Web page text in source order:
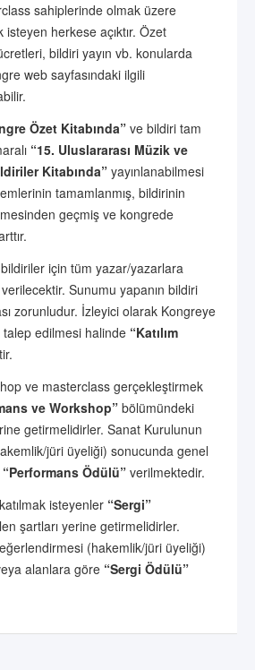
sahiplerinde olmak üzere
isteyen herkese açıktır. Özet
bildiri yayın vb. konularda
web sayfasındaki ilgili
Özet Kitabında” ve bildiri tam
“15. Uluslararası Müzik ve
Kitabında” yayınlanabilmesi
tamamlanmış, bildirinin
geçmiş ve kongrede
için tüm yazar/yazarlara
verilecektir. Sunumu yapanın bildiri
zorunludur. İzleyici olarak Kongreye
talep edilmesi halinde “Katılım
ve masterclass gerçekleştirmek
ve Workshop” bölümündeki
getirmelidirler. Sanat Kurulunun
jüri üyeliği) sonucunda genel
“Performans Ödülü” verilmektedir.
isteyenler “Sergi”
şartları yerine getirmelidirler.
(hakemlik/jüri üyeliği)
alanlara göre “Sergi Ödülü”